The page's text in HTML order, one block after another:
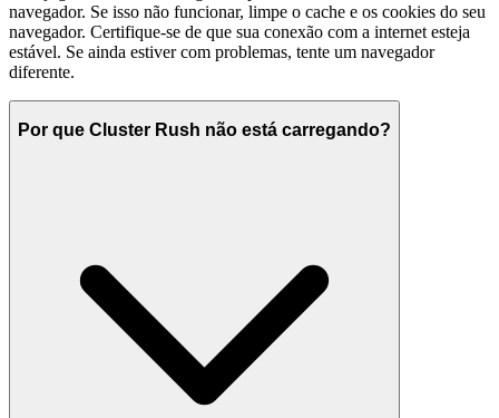
navegador. Se isso não funcionar, limpe o cache e os cookies do seu
navegador. Certifique-se de que sua conexão com a internet esteja
estável. Se ainda estiver com problemas, tente um navegador
diferente.
Por que Cluster Rush não está carregando?